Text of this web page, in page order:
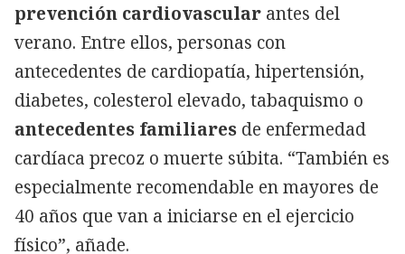
prevención cardiovascular antes del
verano. Entre ellos, personas con
antecedentes de cardiopatía, hipertensión,
diabetes, colesterol elevado, tabaquismo o
antecedentes familiares de enfermedad
cardíaca precoz o muerte súbita. “También es
especialmente recomendable en mayores de
40 años que van a iniciarse en el ejercicio
físico”, añade.